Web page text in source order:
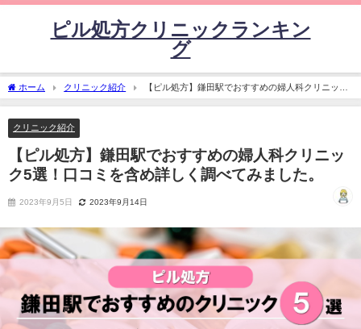
ピル処方クリニックランキン
グ
ホーム クリニック紹介
【ピル処方】鎌田駅でおすすめの婦人科クリニック
5選！口コミを含め詳しく調べてみました。
クリニック紹介
【ピル処方】鎌田駅でおすすめの婦人科クリニッ
ク5選！口コミを含め詳しく調べてみました。
2023年9月5日 2023年9月14日